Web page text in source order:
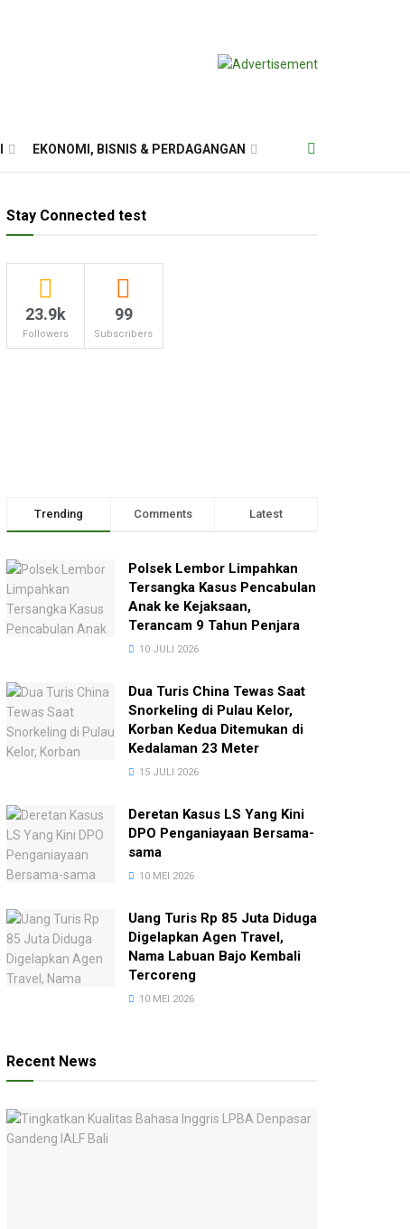
EKONOMI, BISNIS & PERDAGANGAN
Stay Connected test
23.9k
Followers
99
Subscribers
Trending Comments Latest
Polsek Lembor Limpahkan
Tersangka Kasus Pencabulan
Anak ke Kejaksaan,
Terancam 9 Tahun Penjara
10 JULI 2026
Dua Turis China Tewas Saat
Snorkeling di Pulau Kelor,
Korban Kedua Ditemukan di
Kedalaman 23 Meter
15 JULI 2026
Deretan Kasus LS Yang Kini
DPO Penganiayaan Bersama-
sama
10 MEI 2026
Uang Turis Rp 85 Juta Diduga
Digelapkan Agen Travel,
Nama Labuan Bajo Kembali
Tercoreng
10 MEI 2026
Recent News